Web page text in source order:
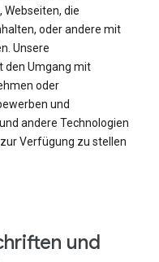
die
oder andere mit
Unsere
den Umgang mit
oder
und
andere Technologien
Verfügung zu stellen
und